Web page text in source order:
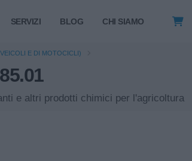
SERVIZI BLOG CHI SIAMO
e altri prodotti chimici per l'agricoltura
E DI MOTOCICLI)